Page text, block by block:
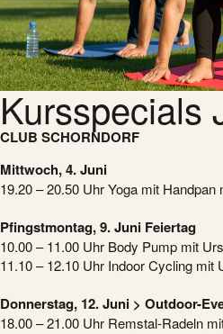
Kursspecials
CLUB SCHORNDORF
Mittwoch, 4. Juni
19.20 – 20.50 Uhr Yoga mit Handpan
Pfingstmontag, 9. Juni Feiertag
10.00 – 11.00 Uhr Body Pump mit
11.10 – 12.10 Uhr Indoor Cycling mit
Donnerstag, 12. Juni > Outdoor-
18.00 – 21.00 Uhr Remstal-Radeln